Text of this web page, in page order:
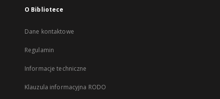
O Bibliotece
Dane kontaktowe
Regulamin
Informacje techniczne
Klauzula informacyjna RODO